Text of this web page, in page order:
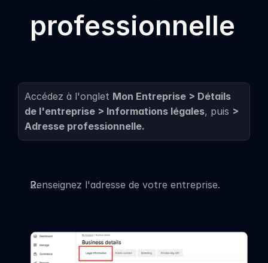
professionnelle
Accédez à l'onglet Mon Entreprise > Détails
de l'entreprise > Informations légales, puis >
Adresse professionnelle.
Renseignez l'adresse de votre entreprise.